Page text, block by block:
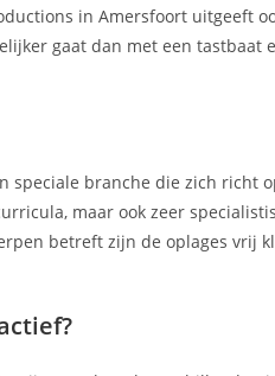
in Amersfoort uitgeeft
gaat dan met een tastbaat
speciale branche die zich richt
maar ook zeer
betreft zijn de oplages vrij